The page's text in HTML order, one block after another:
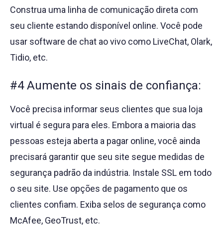
Construa uma linha de comunicação direta com
seu cliente estando disponível online. Você pode
usar software de chat ao vivo como LiveChat, Olark,
Tidio, etc.
#4 Aumente os sinais de confiança:
Você precisa informar seus clientes que sua loja
virtual é segura para eles. Embora a maioria das
pessoas esteja aberta a pagar online, você ainda
precisará garantir que seu site segue medidas de
segurança padrão da indústria. Instale SSL em todo
o seu site. Use opções de pagamento que os
clientes confiam. Exiba selos de segurança como
McAfee, GeoTrust, etc.